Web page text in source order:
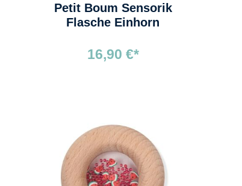
Petit Boum Sensorik
Flasche Einhorn
16,90 €*